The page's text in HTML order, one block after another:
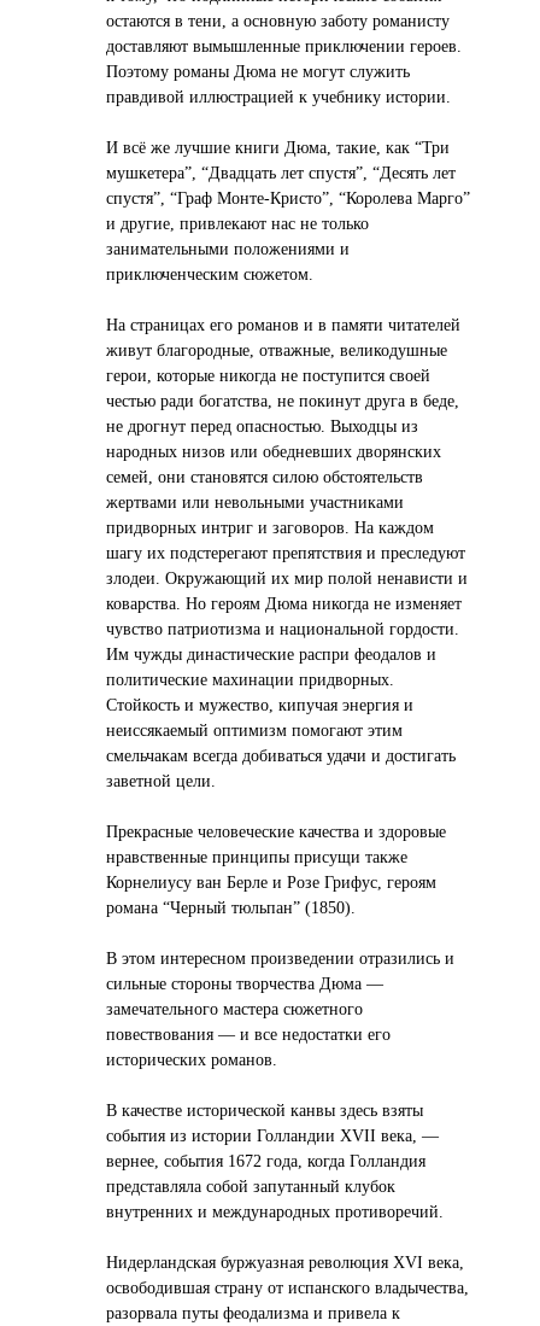
остаются в тени, а основную заботу романисту
доставляют вымышленные приключении героев.
Поэтому романы Дюма не могут служить
правдивой иллюстрацией к учебнику истории.
И всё же лучшие книги Дюма, такие, как “Три
мушкетера”, “Двадцать лет спустя”, “Десять лет
спустя”, “Граф Монте-Кристо”, “Королева Марго”
и другие, привлекают нас не только
занимательными положениями и
приключенческим сюжетом.
На страницах его романов и в памяти читателей
живут благородные, отважные, великодушные
герои, которые никогда не поступится своей
честью ради богатства, не покинут друга в беде,
не дрогнут перед опасностью. Выходцы из
народных низов или обедневших дворянских
семей, они становятся силою обстоятельств
жертвами или невольными участниками
придворных интриг и заговоров. На каждом
шагу их подстерегают препятствия и преследуют
злодеи. Окружающий их мир полой ненависти и
коварства. Но героям Дюма никогда не изменяет
чувство патриотизма и национальной гордости.
Им чужды династические распри феодалов и
политические махинации придворных.
Стойкость и мужество, кипучая энергия и
неиссякаемый оптимизм помогают этим
смельчакам всегда добиваться удачи и достигать
заветной цели.
Прекрасные человеческие качества и здоровые
нравственные принципы присущи также
Корнелиусу ван Берле и Розе Грифус, героям
романа “Черный тюльпан” (1850).
В этом интересном произведении отразились и
сильные стороны творчества Дюма —
замечательного мастера сюжетного
повествования — и все недостатки его
исторических романов.
В качестве исторической канвы здесь взяты
события из истории Голландии XVII века, —
вернее, события 1672 года, когда Голландия
представляла собой запутанный клубок
внутренних и международных противоречий.
Нидерландская буржуазная революция XVI века,
освободившая страну от испанского владычества,
разорвала путы феодализма и привела к